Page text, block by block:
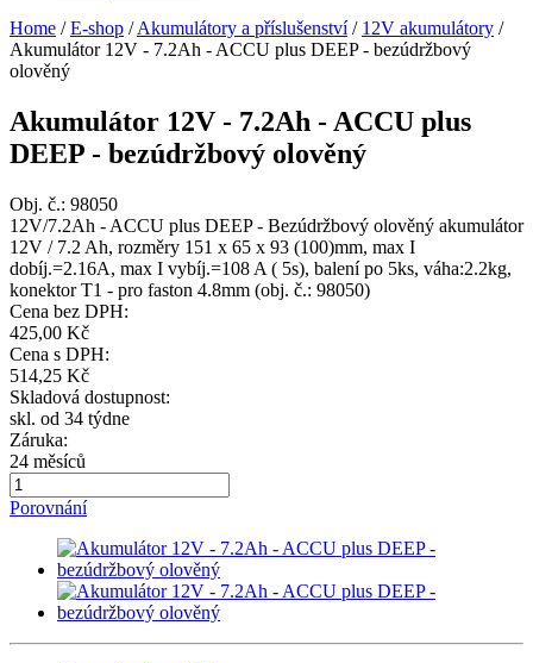
Home / E-shop /Akumulátory a příslušenství / 12V akumulátory /
Akumulátor 12V - 7.2Ah - ACCU plus DEEP - bezúdržbový
olověný
Akumulátor 12V - 7.2Ah - ACCU plus
DEEP - bezúdržbový olověný
Obj. č.: 98050
12V/7.2Ah - ACCU plus DEEP - Bezúdržbový olověný akumulátor
12V / 7.2 Ah, rozměry 151 x 65 x 93 (100)mm, max I
dobíj.=2.16A, max I vybíj.=108 A ( 5s), balení po 5ks, váha:2.2kg,
konektor T1 - pro faston 4.8mm (obj. č.: 98050)
Cena bez DPH:
425,00 Kč
Cena s DPH:
514,25 Kč
Skladová dostupnost:
skl. od 34 týdne
Záruka:
24 měsíců
Porovnání